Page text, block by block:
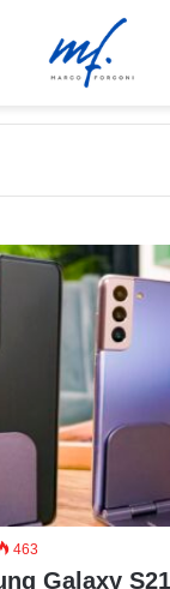
463
Galaxy